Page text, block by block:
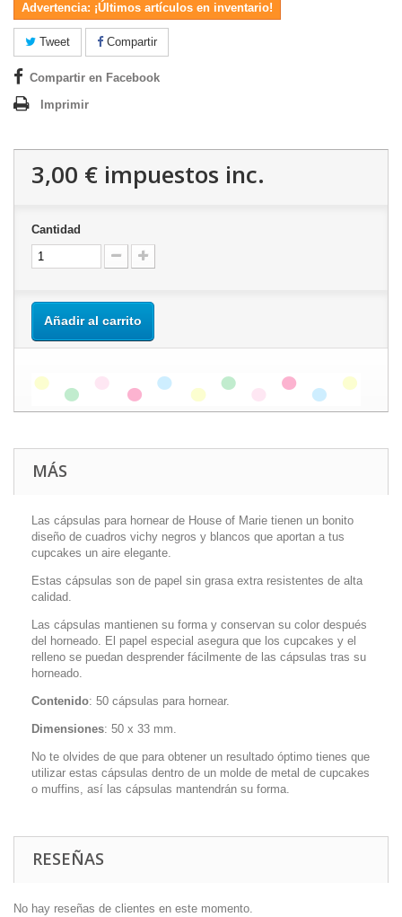
Advertencia: ¡Últimos artículos en inventario!
Tweet Compartir
Compartir en Facebook
Imprimir
3,00 € impuestos inc.
Cantidad
Añadir al carrito
MÁS
Las cápsulas para hornear de House of Marie tienen un bonito
diseño de cuadros vichy negros y blancos que aportan a tus
cupcakes un aire elegante.
Estas cápsulas son de papel sin grasa extra resistentes de alta
calidad.
Las cápsulas mantienen su forma y conservan su color después
del horneado. El papel especial asegura que los cupcakes y el
relleno se puedan desprender fácilmente de las cápsulas tras su
horneado.
Contenido: 50 cápsulas para hornear.
Dimensiones: 50 x 33 mm.
No te olvides de que para obtener un resultado óptimo tienes que
utilizar estas cápsulas dentro de un molde de metal de cupcakes
o muffins, así las cápsulas mantendrán su forma.
RESEÑAS
No hay reseñas de clientes en este momento.